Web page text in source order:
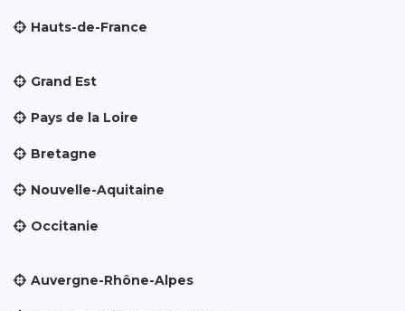
Hauts-de-France
Grand Est
Pays de la Loire
Bretagne
Nouvelle-Aquitaine
Occitanie
Auvergne-Rhône-Alpes